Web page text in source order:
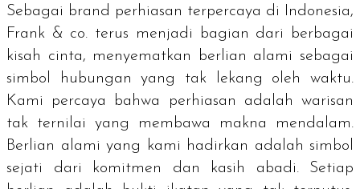
Sebagai brand perhiasan terpercaya di Indonesia,
Frank & co. terus menjadi bagian dari berbagai
kisah cinta, menyematkan berlian alami sebagai
simbol hubungan yang tak lekang oleh waktu.
Kami percaya bahwa perhiasan adalah warisan
tak ternilai yang membawa makna mendalam.
Berlian alami yang kami hadirkan adalah simbol
sejati dari komitmen dan kasih abadi. Setiap